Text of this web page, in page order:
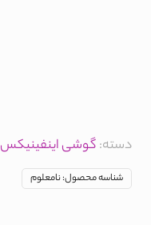
دسته:گوشی اینفینیکس
شناسه محصول:نامعلوم